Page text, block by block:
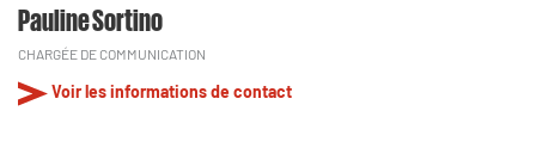
Pauline Sortino
CHARGÉE DE COMMUNICATION
Voir les informations de contact